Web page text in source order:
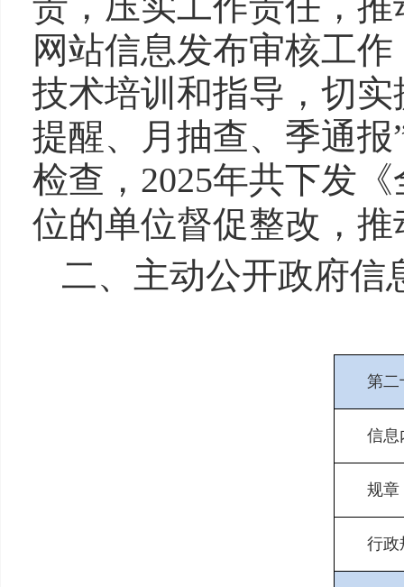
网站信息发布审核工
技术培训和指导，切
提醒、月抽查、季通
检查，2025年共下发
位的单位督促整改，
二、主动公开政府信
第二
信息
规章
行政